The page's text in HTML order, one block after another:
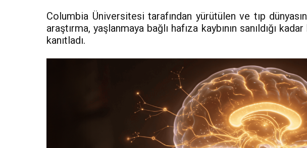
Columbia Üniversitesi tarafından yürütülen ve tıp
araştırma, yaşlanmaya bağlı hafıza kaybının sanıldığı
kanıtladı.